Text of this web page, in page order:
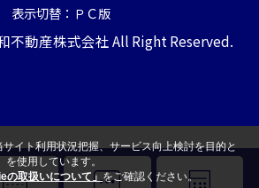
表示切替：ＰＣ版
不動産株式会社 All Right Reserved.
イト利用状況把握、サービス向上検討を目的と
使用しています。
の取扱いについて」 をご確認ください。